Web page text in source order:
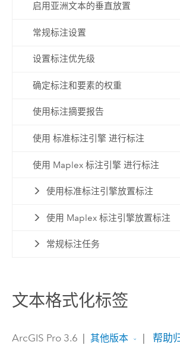
启用亚洲文本的垂直放置
常规标注设置
设置标注优先级
确定标注和要素的权重
使用标注摘要报告
使用 标准标注引擎 进行标注
使用 Maplex 标注引擎 进行标注
使用标准标注引擎放置标注
使用 Maplex 标注引擎放置标注
常规标注任务
文本格式化标签
ArcGIS Pro 3.6 其他版本 帮助